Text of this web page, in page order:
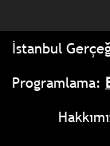
İstanbul
Programlama: